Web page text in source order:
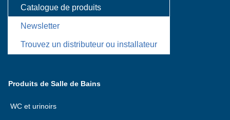
Catalogue de produits
Newsletter
Trouvez un distributeur ou installateur
Produits de Salle de Bains
WC et urinoirs